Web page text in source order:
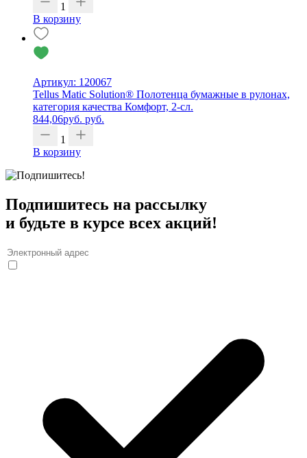
1
В корзину
Артикул: 120067
Tellus Matic Solution® Полотенца бумажные в рулонах,
категория качества Комфорт, 2-сл.
844,06руб. руб.
1
В корзину
Подпишитесь на рассылку
и будьте в курсе всех акций!